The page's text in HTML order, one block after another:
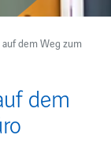
dem Weg zum
dem